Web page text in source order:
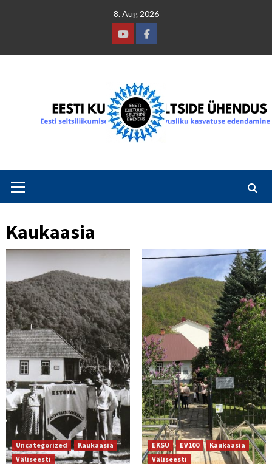
8. Aug 2026
YoutubeFacebook
Menu
Kaukaasia
Uncategorized
Kaukaasia
Väliseesti
EKSÜ EV100
Kaukaasia
Väliseesti